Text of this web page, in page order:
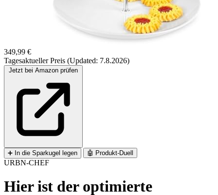
349,99 €
Tagesaktueller Preis (Updated: 7.8.2026)
➕ In die Sparkugel legen 🤖 Produkt-Duell
URBN-CHEF
Hier ist der optimierte